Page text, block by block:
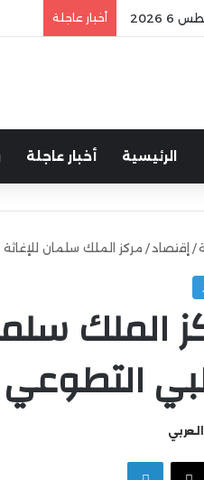
2026 أخبار عاجلة
الرئيسية أخبار عاجلة
/ إقتصاد/ مركز الملك سلمان
الملك
التطوعي
العربي
‫X لينكدإن